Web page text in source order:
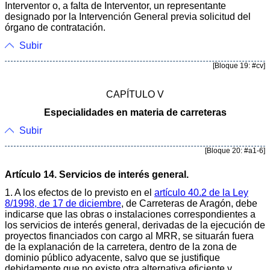
Interventor o, a falta de Interventor, un representante
designado por la Intervención General previa solicitud del
órgano de contratación.
Subir
[Bloque 19: #cv]
CAPÍTULO V
Especialidades en materia de carreteras
Subir
[Bloque 20: #a1-6]
Artículo 14. Servicios de interés general.
1. A los efectos de lo previsto en el artículo 40.2 de la Ley
8/1998, de 17 de diciembre, de Carreteras de Aragón, debe
indicarse que las obras o instalaciones correspondientes a
los servicios de interés general, derivadas de la ejecución de
proyectos financiados con cargo al MRR, se situarán fuera
de la explanación de la carretera, dentro de la zona de
dominio público adyacente, salvo que se justifique